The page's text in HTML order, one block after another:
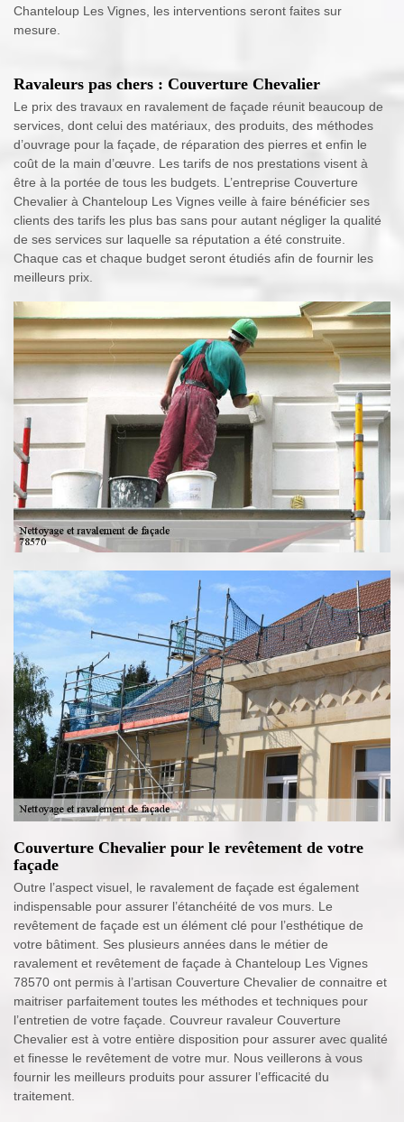
Chanteloup Les Vignes, les interventions seront faites sur
mesure.
Ravaleurs pas chers : Couverture Chevalier
Le prix des travaux en ravalement de façade réunit beaucoup de
services, dont celui des matériaux, des produits, des méthodes
d’ouvrage pour la façade, de réparation des pierres et enfin le
coût de la main d’œuvre. Les tarifs de nos prestations visent à
être à la portée de tous les budgets. L’entreprise Couverture
Chevalier à Chanteloup Les Vignes veille à faire bénéficier ses
clients des tarifs les plus bas sans pour autant négliger la qualité
de ses services sur laquelle sa réputation a été construite.
Chaque cas et chaque budget seront étudiés afin de fournir les
meilleurs prix.
Couverture Chevalier pour le revêtement de votre
façade
Outre l’aspect visuel, le ravalement de façade est également
indispensable pour assurer l’étanchéité de vos murs. Le
revêtement de façade est un élément clé pour l’esthétique de
votre bâtiment. Ses plusieurs années dans le métier de
ravalement et revêtement de façade à Chanteloup Les Vignes
78570 ont permis à l’artisan Couverture Chevalier de connaitre et
maitriser parfaitement toutes les méthodes et techniques pour
l’entretien de votre façade. Couvreur ravaleur Couverture
Chevalier est à votre entière disposition pour assurer avec qualité
et finesse le revêtement de votre mur. Nous veillerons à vous
fournir les meilleurs produits pour assurer l’efficacité du
traitement.